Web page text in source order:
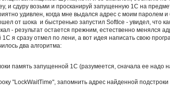
и сдуру возьми и просканируй запущенную 1С на
удивлен, когда мне выдался адрес с моим паролем и
от шока и быстренько запустил SoftIce - увидел, что
- результат остается прежним, естественно менялся
1С я сразу отмел по лени, а вот идея написать свою
два алгоритма:
память запущенной 1С (разумеется, сначала ее надо
"LockWaitTime", запомнить адрес найденной